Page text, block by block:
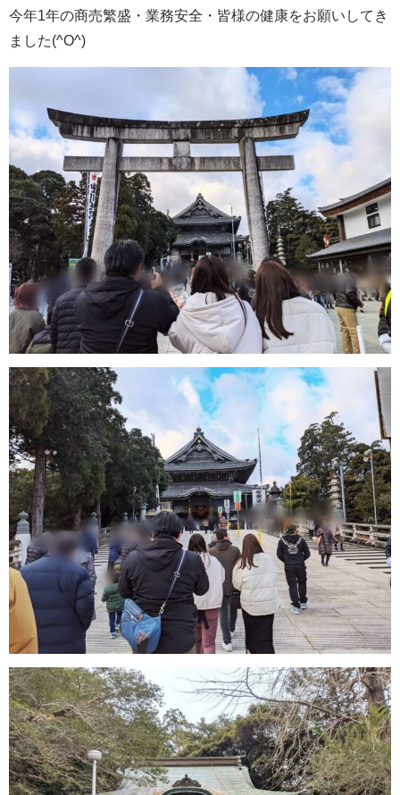
今年1年の商売繁盛・業務安全・皆様の健康をお願いしてき
ました(^O^)